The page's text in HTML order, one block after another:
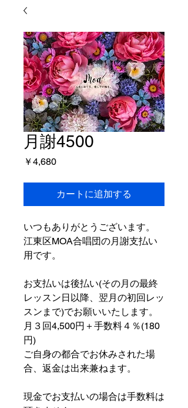
月謝4500
￥4,680価
カートに追加する
いつもありがとうございます。
江東区MOA合唱団の月謝支払い
用です。
お支払いは後払い(その月の最終
レッスン日以降、翌月の初回レッ
スンまで)でお願いいたします。
月３回4,500円＋手数料４％(180
円)
ご自身の都合でお休みされた場
合、返金は出来兼ねます。
現金でお支払いの場合は手数料は